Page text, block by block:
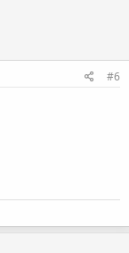
#6